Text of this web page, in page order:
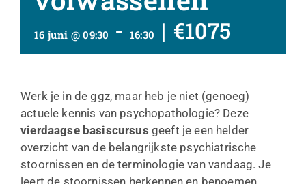
16 juni @ 09:30 - 16:30 | €1075
Werk je in de ggz, maar heb je niet (genoeg)
actuele kennis van psychopathologie? Deze
vierdaagse basiscursus geeft je een helder
overzicht van de belangrijkste psychiatrische
stoornissen en de terminologie van vandaag. Je